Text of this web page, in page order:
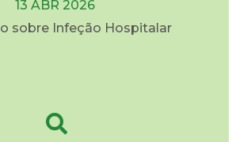
13 ABR 2026
sobre Infeção Hospitalar